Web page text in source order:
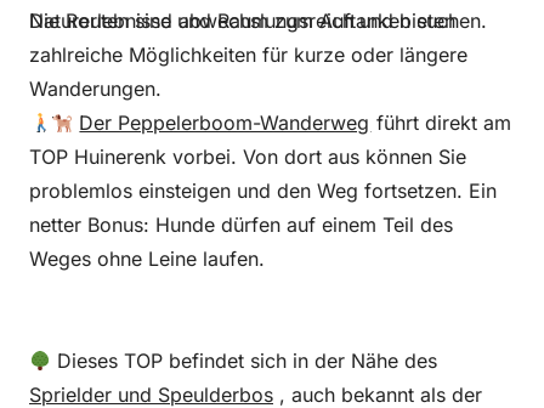
Die Routen sind abwechslungsreich und bieten
zahlreiche Möglichkeiten für kurze oder längere
Wanderungen.
Naturerlebnisse und Raum zum Auftanken suchen.
Der Peppelerboom-Wanderweg führt direkt am
TOP Huinerenk vorbei. Von dort aus können Sie
problemlos einsteigen und den Weg fortsetzen. Ein
netter Bonus: Hunde dürfen auf einem Teil des
Weges ohne Leine laufen.
Dieses TOP befindet sich in der Nähe des
Sprielder und Speulderbos , auch bekannt als der